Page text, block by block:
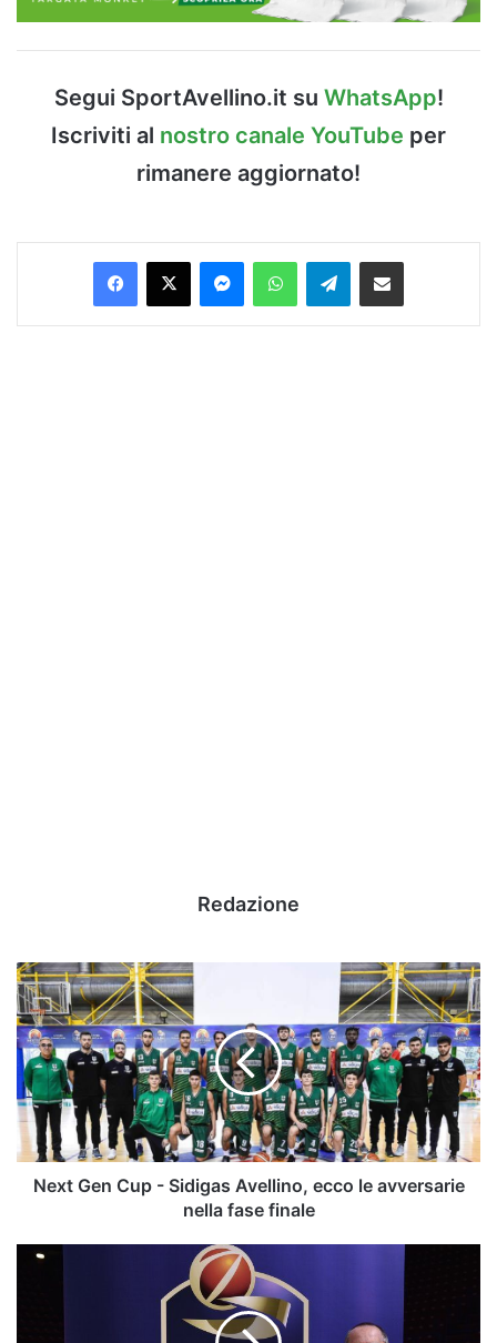
Segui SportAvellino.it su WhatsApp!
Iscriviti al nostro canale YouTube per
rimanere aggiornato!
Facebook
X MessengerWhatsAppTelegramCondividi via Email
Redazione
Next
Gen
Cup
-
Sidigas
Avellino,
ecco
avversarie
nellaNext Gen Cup - Sidigas Avellino, ecco le avversarie
nella fase finale
Basket